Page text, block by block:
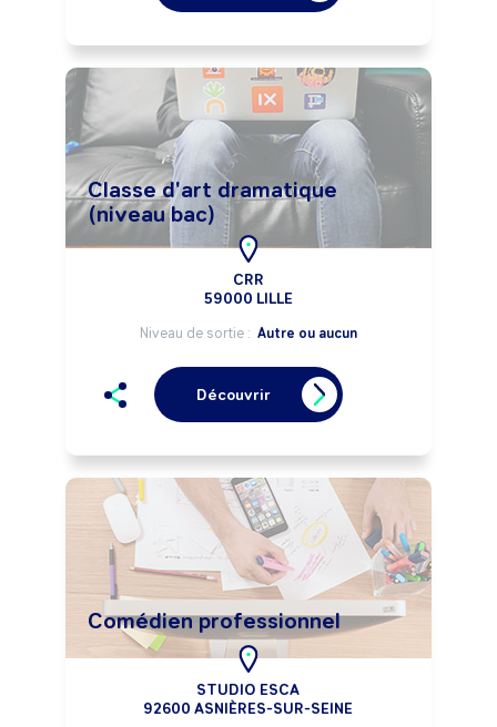
Classe d'art dramatique
(niveau bac)
CRR
59000 LILLE
Niveau de sortie : Autre ou aucun
Découvrir
Comédien professionnel
STUDIO ESCA
92600 ASNIÈRES-SUR-SEINE